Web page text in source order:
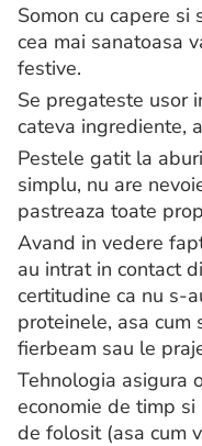
Somon cu capere si
cea mai sanatoasa
festive.
Se pregateste usor
cateva ingrediente,
Pestele gatit la
simplu, nu are
pastreaza toate
Avand in vedere
au intrat in contact
certitudine ca nu s-
proteinele, asa
fierbeam sau le
Tehnologia asigura
economie de timp
de folosit (asa cum